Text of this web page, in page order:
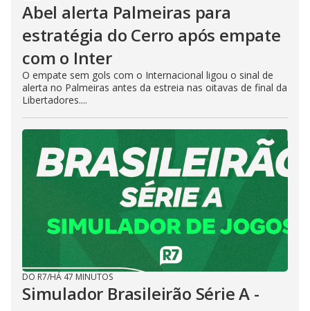
Abel alerta Palmeiras para
estratégia do Cerro após empate
com o Inter
O empate sem gols com o Internacional ligou o sinal de
alerta no Palmeiras antes da estreia nas oitavas de final da
Libertadores....
DO R7/HÁ 47 MINUTOS
Simulador Brasileirão Série A -